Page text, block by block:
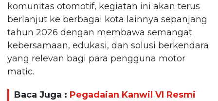
komunitas otomotif, kegiatan ini akan terus
berlanjut ke berbagai kota lainnya sepanjang
tahun 2026 dengan membawa semangat
kebersamaan, edukasi, dan solusi berkendara
yang relevan bagi para pengguna motor
matic.
Baca Juga : Pegadaian Kanwil VI Resmi